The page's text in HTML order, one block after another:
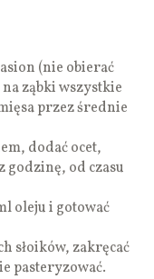
(nie obierać
ząbki wszystkie
przez średnie
dodać ocet,
od czasu
oleju i gotować
słoików, zakręcać
pasteryzować.